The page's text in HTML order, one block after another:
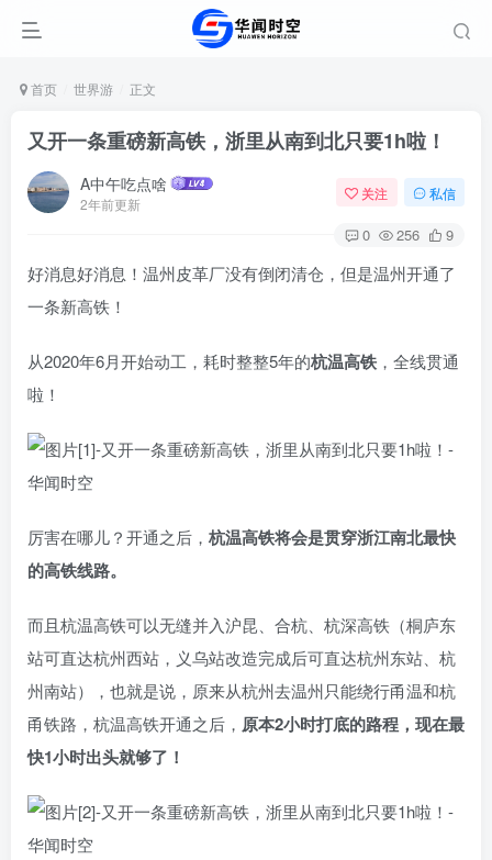
首页 世界游 正文
又开一条重磅新高铁，浙里从南到北只要1h啦！
A中午吃点啥
2年前更新
关注 私信
0 256 9
好消息好消息！温州皮革厂没有倒闭清仓，但是温州开通了
一条新高铁！
从2020年6月开始动工，耗时整整5年的杭温高铁 ，全线贯通
啦！
厉害在哪儿？开通之后， 杭温高铁将会是贯穿浙江南北最快
的高铁线路。
而且杭温高铁可以无缝并入沪昆、合杭、杭深高铁（桐庐东
站可直达杭州西站，义乌站改造完成后可直达杭州东站、杭
州南站），也就是说，原来从杭州去温州只能绕行甬温和杭
甬铁路，杭温高铁开通之后， 原本2小时打底的路程，现在最
快1小时出头就够了！